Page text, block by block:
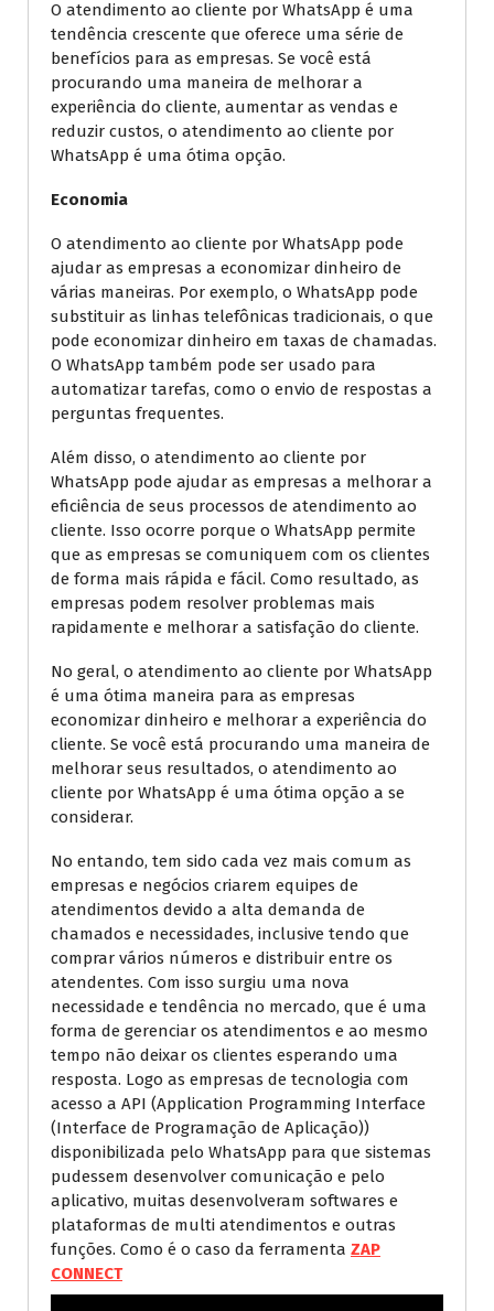
O atendimento ao cliente por WhatsApp é uma
tendência crescente que oferece uma série de
benefícios para as empresas. Se você está
procurando uma maneira de melhorar a
experiência do cliente, aumentar as vendas e
reduzir custos, o atendimento ao cliente por
WhatsApp é uma ótima opção.
Economia
O atendimento ao cliente por WhatsApp pode
ajudar as empresas a economizar dinheiro de
várias maneiras. Por exemplo, o WhatsApp pode
substituir as linhas telefônicas tradicionais, o que
pode economizar dinheiro em taxas de chamadas.
O WhatsApp também pode ser usado para
automatizar tarefas, como o envio de respostas a
perguntas frequentes.
Além disso, o atendimento ao cliente por
WhatsApp pode ajudar as empresas a melhorar a
eficiência de seus processos de atendimento ao
cliente. Isso ocorre porque o WhatsApp permite
que as empresas se comuniquem com os clientes
de forma mais rápida e fácil. Como resultado, as
empresas podem resolver problemas mais
rapidamente e melhorar a satisfação do cliente.
No geral, o atendimento ao cliente por WhatsApp
é uma ótima maneira para as empresas
economizar dinheiro e melhorar a experiência do
cliente. Se você está procurando uma maneira de
melhorar seus resultados, o atendimento ao
cliente por WhatsApp é uma ótima opção a se
considerar.
No entando, tem sido cada vez mais comum as
empresas e negócios criarem equipes de
atendimentos devido a alta demanda de
chamados e necessidades, inclusive tendo que
comprar vários números e distribuir entre os
atendentes. Com isso surgiu uma nova
necessidade e tendência no mercado, que é uma
forma de gerenciar os atendimentos e ao mesmo
tempo não deixar os clientes esperando uma
resposta. Logo as empresas de tecnologia com
acesso a API (Application Programming Interface
(Interface de Programação de Aplicação))
disponibilizada pelo WhatsApp para que sistemas
pudessem desenvolver comunicação e pelo
aplicativo, muitas desenvolveram softwares e
plataformas de multi atendimentos e outras
funções. Como é o caso da ferramenta ZAP
CONNECT